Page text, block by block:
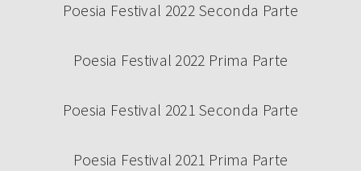
Poesia Festival 2022 Seconda Parte
Poesia Festival 2022 Prima Parte
Poesia Festival 2021 Seconda Parte
Poesia Festival 2021 Prima Parte